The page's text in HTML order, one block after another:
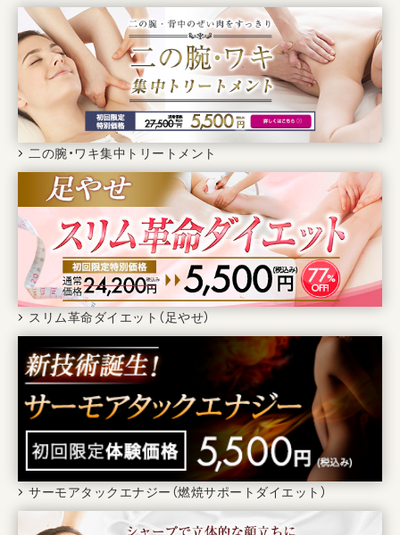
二の腕・ワキ集中トリートメント
スリム革命ダイエット（足やせ）
サーモアタックエナジー（燃焼サポートダイエット）